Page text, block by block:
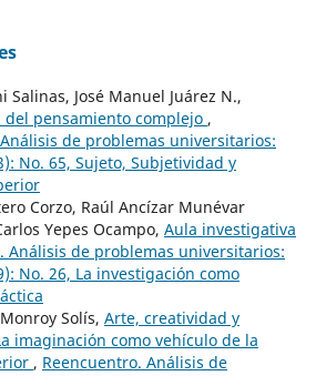
Salinas, José Manuel Juárez N.,
del pensamiento complejo ,
de problemas universitarios:
No. 65, Sujeto, Subjetividad y
Corzo, Raúl Ancízar Munévar
Yepes Ocampo, Aula investigativa
Análisis de problemas universitarios:
No. 26, La investigación como
Solís, Arte, creatividad y
imaginación como vehículo de la
, Reencuentro. Análisis de